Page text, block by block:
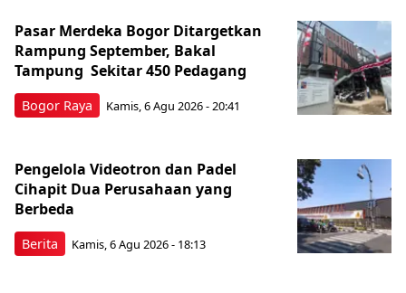
Bogor Raya
Pasar Merdeka Bogor Ditargetkan
Rampung September, Bakal
Tampung Sekitar 450 Pedagang
Kamis, 6 Agu 2026 - 20:41
Berita
Pengelola Videotron dan Padel
Cihapit Dua Perusahaan yang
Berbeda
Kamis, 6 Agu 2026 - 18:13